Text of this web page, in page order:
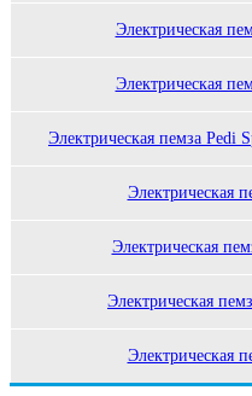
Электрическая
Электрическая
Электрическая пемза Pedi
Электрическая
Электрическая
Электрическая
Электрическая